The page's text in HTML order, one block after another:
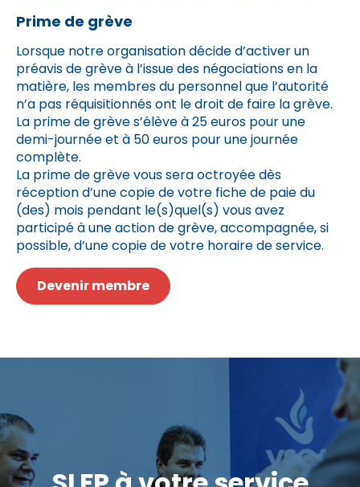
Prime de grève
Lorsque notre organisation décide d’activer un
préavis de grève à l’issue des négociations en la
matière, les membres du personnel que l’autorité
n’a pas réquisitionnés ont le droit de faire la grève.
La prime de grève s’élève à 25 euros pour une
demi-journée et à 50 euros pour une journée
complète.
La prime de grève vous sera octroyée dès
réception d’une copie de votre fiche de paie du
(des) mois pendant le(s)quel(s) vous avez
participé à une action de grève, accompagnée, si
possible, d’une copie de votre horaire de service.
Devenir membre